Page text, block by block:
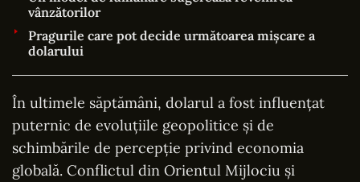
vânzătorilor
Pragurile care pot decide următoarea mișcare a
dolarului
În ultimele săptămâni, dolarul a fost influențat
puternic de evoluțiile geopolitice și de
schimbările de percepție privind economia
globală. Conflictul din Orientul Mijlociu și